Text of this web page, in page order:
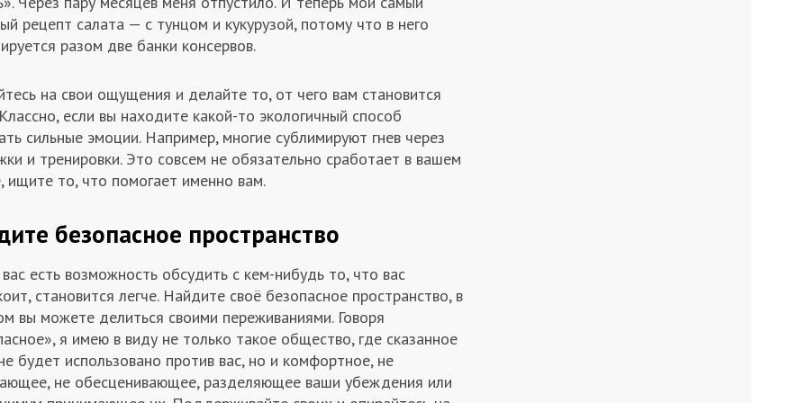
рецепт салата — с тунцом и кукурузой, потому что в него
разом две банки консервов.
на свои ощущения и делайте то, от чего вам становится
если вы находите какой-то экологичный способ
сильные эмоции. Например, многие сублимируют гнев через
и тренировки. Это совсем не обязательно сработает в вашем
ищите то, что помогает именно вам.
безопасное пространство
есть возможность обсудить с кем-нибудь то, что вас
становится легче. Найдите своё безопасное пространство, в
вы можете делиться своими переживаниями. Говоря
я имею в виду не только такое общество, где сказанное
будет использовано против вас, но и комфортное, не
не обесценивающее, разделяющее ваши убеждения или